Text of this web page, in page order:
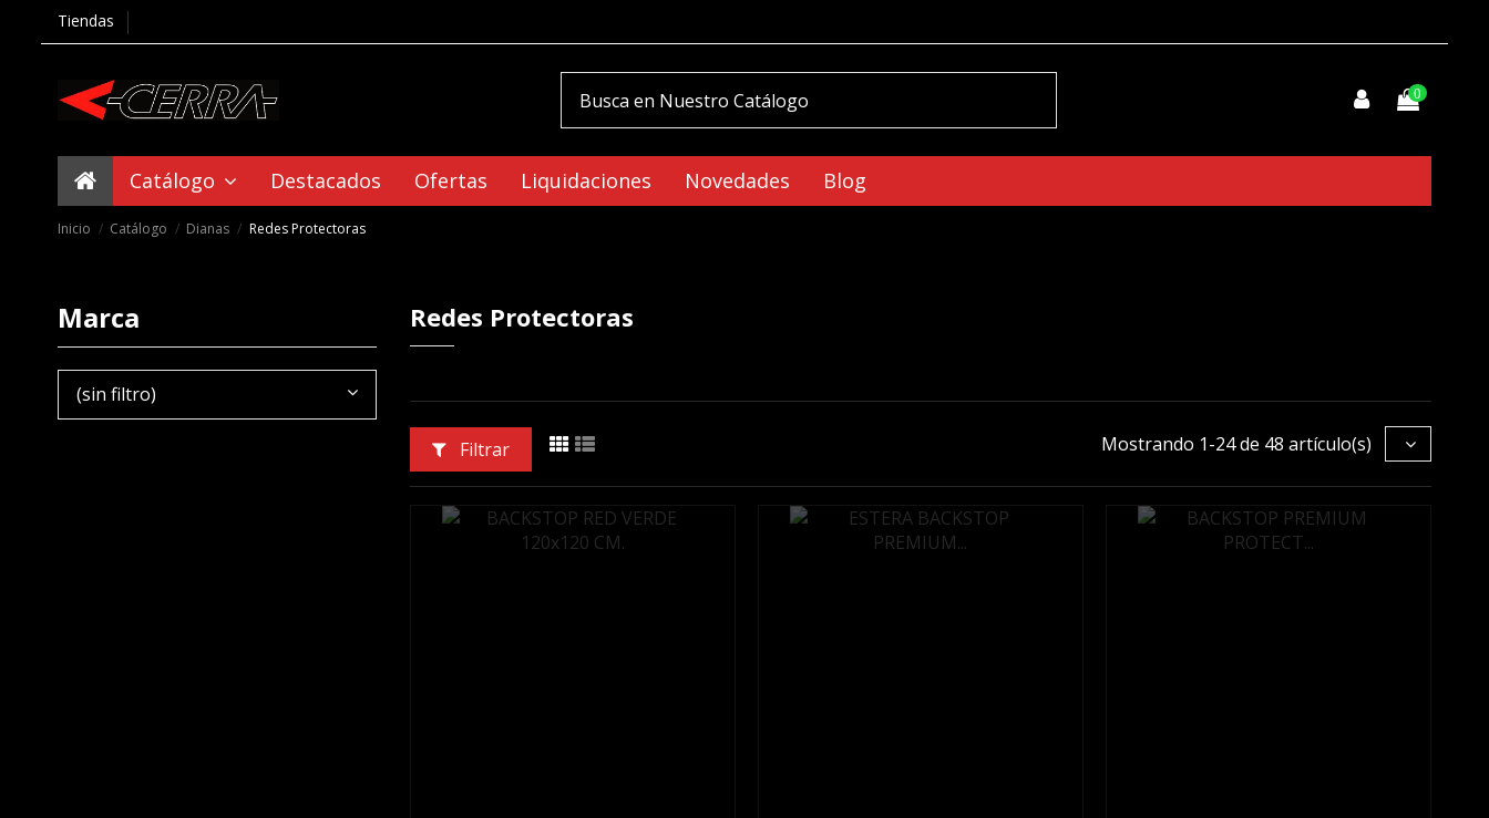
Tiendas
0
Catálogo Destacados Ofertas Liquidaciones Novedades Blog
Inicio Catálogo Dianas Redes Protectoras
Redes Protectoras
Filtrar Mostrando 1-24 de 48 artículo(s)
Marca
(sin filtro)